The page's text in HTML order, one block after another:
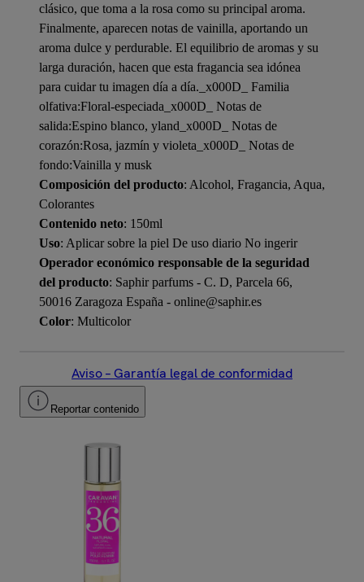
clásico, que toma a la rosa como su principal aroma.
Finalmente, aparecen notas de vainilla, aportando un
aroma dulce y perdurable. El equilibrio de aromas y su
larga duración, hacen que esta fragancia sea idónea
para cuidar tu imagen día a día._x000D_ Familia
olfativa:Floral-especiada_x000D_ Notas de
salida:Espino blanco, yland_x000D_ Notas de
corazón:Rosa, jazmín y violeta_x000D_ Notas de
fondo:Vainilla y musk
Composición del producto: Alcohol, Fragancia, Aqua,
Colorantes
Contenido neto: 150ml
Uso: Aplicar sobre la piel De uso diario No ingerir
Operador económico responsable de la seguridad
del producto: Saphir parfums - C. D, Parcela 66,
50016 Zaragoza España - online@saphir.es
Color: Multicolor
Aviso – Garantía legal de conformidad
Reportar contenido